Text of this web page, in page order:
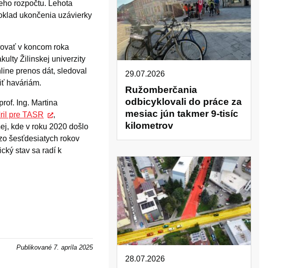
rozpočtu. Lehota
ukončenia uzávierky
v koncom roka
Žilinskej univerzity
prenos dát, sledoval
haváriám.
Ing. Martina
pre TASR
,
kde v roku 2020 došlo
šesťdesiatych rokov
stav sa radí k
Publikované 7. apríla 2025
Ružomberčania
odbicyklovali do práce za
mesiac jún takmer 9-tisíc
kilometrov
29.07.2026
28.07.2026